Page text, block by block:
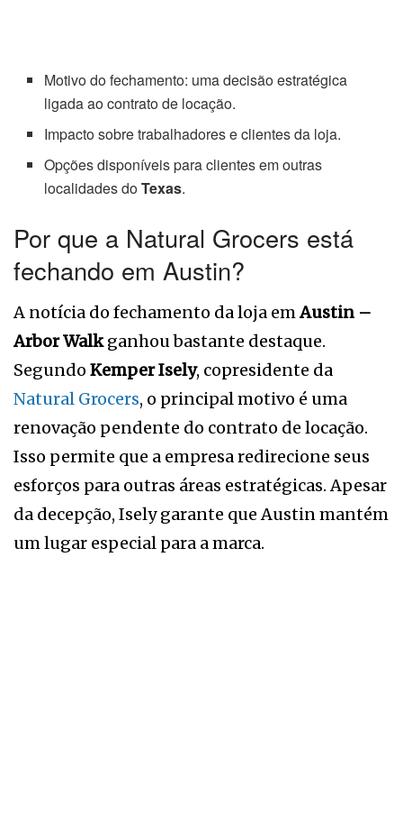
Motivo do fechamento: uma decisão estratégica
ligada ao contrato de locação.
Impacto sobre trabalhadores e clientes da loja.
Opções disponíveis para clientes em outras
localidades doTexas.
Por que a Natural Grocers está
fechando em Austin?
A notícia do fechamento da loja emAustin –
Arbor Walkganhou bastante destaque.
Segundo Kemper Isely, copresidente da
Natural Grocers, o principal motivo é uma
renovação pendente do contrato de locação.
Isso permite que a empresa redirecione seus
esforços para outras áreas estratégicas. Apesar
da decepção, Isely garante que Austin mantém
um lugar especial para a marca.